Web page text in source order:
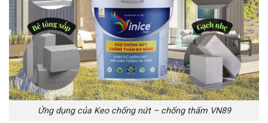
Ứng dụng của Keo chống nứt – chống thấm VN89